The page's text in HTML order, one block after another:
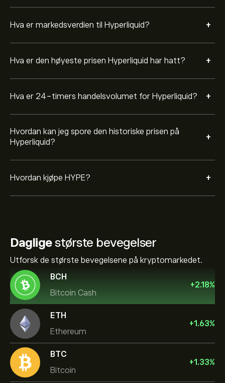
Hva er markedsverdien til Hyperliquid? +
Hva er den høyeste prisen Hyperliquid har hatt? +
Hva er 24-timers handelsvolumet for Hyperliquid? +
Hvordan kan jeg spore den historiske prisen på
Hyperliquid?
+
Hvordan kjøpe HYPE? +
kan også legge inn en ordre som kjøper HYPE til en
Dagligestørste bevegelser
Utforsk de største bevegelsene på kryptomarkedet.
BCH
Bitcoin Cash
+2.18%
ETH
Ethereum
+1.63%
BTC
Bitcoin
+1.33%